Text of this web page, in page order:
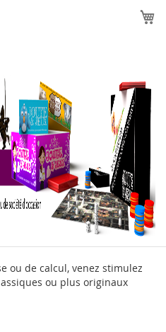
ou de calcul, venez stimulez
ou plus originaux